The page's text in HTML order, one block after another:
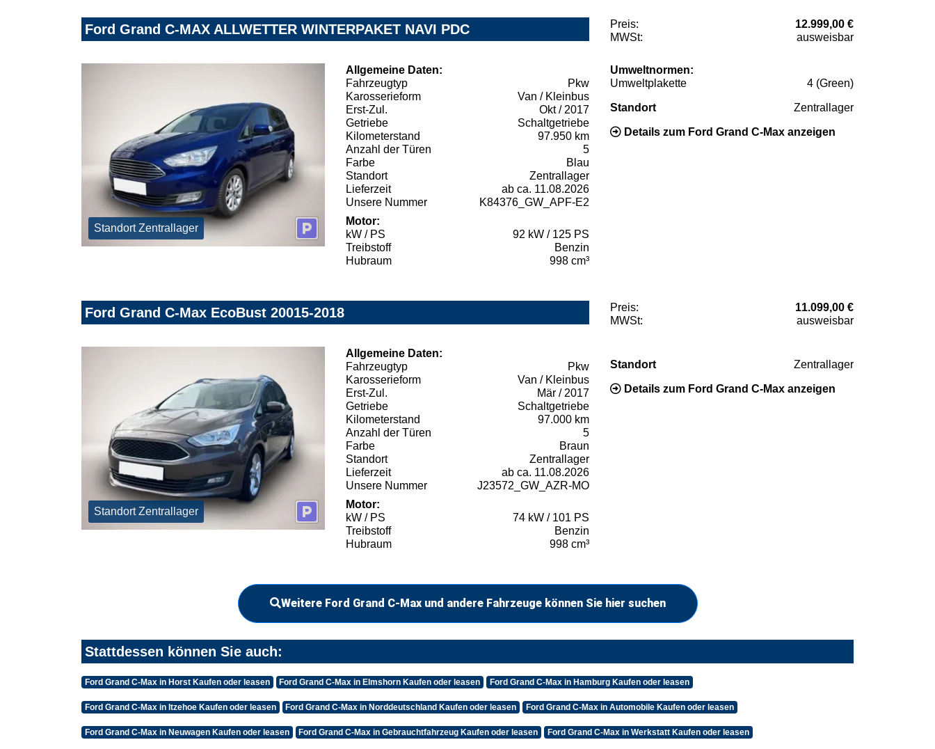
Ford Grand C-MAX ALLWETTER WINTERPAKET NAVI PDC Preis:
12.999,00 €
MWSt:
ausweisbar
Standort Zentrallager
Allgemeine Daten:
Fahrzeugtyp
Pkw
Karosserieform
Van / Kleinbus
Erst-Zul.
Okt / 2017
Getriebe
Schaltgetriebe
Kilometerstand
97.950 km
Anzahl der Türen
5
Farbe
Blau
Standort
Zentrallager
Lieferzeit
ab ca. 11.08.2026
Unsere Nummer
K84376_GW_APF-E2
Motor:
kW / PS
92 kW / 125 PS
Treibstoff
Benzin
Hubraum
998 cm³
Umweltnormen:
Umweltplakette
4 (Green)
Standort Zentrallager
Details zum Ford Grand C-Max anzeigen
Ford Grand C-Max EcoBust 20015-2018 Preis:
11.099,00 €
MWSt:
ausweisbar
Standort Zentrallager
Allgemeine Daten:
Fahrzeugtyp
Pkw
Karosserieform
Van / Kleinbus
Erst-Zul.
Mär / 2017
Getriebe
Schaltgetriebe
Kilometerstand
97.000 km
Anzahl der Türen
5
Farbe
Braun
Standort
Zentrallager
Lieferzeit
ab ca. 11.08.2026
Unsere Nummer
J23572_GW_AZR-MO
Motor:
kW / PS
74 kW / 101 PS
Treibstoff
Benzin
Hubraum
998 cm³
Standort Zentrallager
Details zum Ford Grand C-Max anzeigen
Weitere Ford Grand C-Max und andere Fahrzeuge können Sie hier suchen
Stattdessen können Sie auch:
Ford Grand C-Max in Horst Kaufen oder leasen Ford Grand C-Max in Elmshorn Kaufen oder leasen Ford Grand C-Max in Hamburg Kaufen oder leasen
Ford Grand C-Max in Itzehoe Kaufen oder leasen Ford Grand C-Max in Norddeutschland Kaufen oder leasen Ford Grand C-Max in Automobile Kaufen oder leasen
Ford Grand C-Max in Neuwagen Kaufen oder leasen Ford Grand C-Max in Gebrauchtfahrzeug Kaufen oder leasen Ford Grand C-Max in Werkstatt Kaufen oder leasen